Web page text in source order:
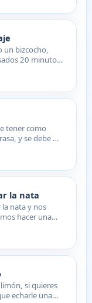
un bizcocho,
20 minutos,
tener como
y se debe de
la nata
nata y nos
hacer una
si quieres
echarle una